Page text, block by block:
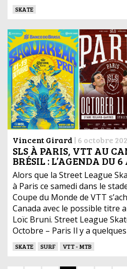
SKATE
Vincent Girard | 6 octobre
SLS À PARIS, VTT AU
BRÉSIL : L’AGENDA DU
Alors que la Street League
à Paris ce samedi dans le
Coupe du Monde de VTT
Canada avec le possible titre
Loïc Bruni. Street League
Octobre – Paris Il y a
SKATE SURF VTT - MTB